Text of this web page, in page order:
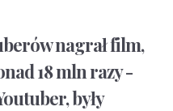
nagrał film,
18 mln razy -
były